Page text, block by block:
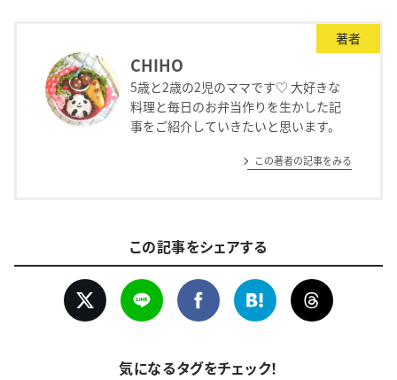
著者
CHIHO
5歳と2歳の2児のママです♡ 大好きな
料理と毎日のお弁当作りを生かした記
事をご紹介していきたいと思います。
この著者の記事をみる
この記事をシェアする
気になるタグをチェック！